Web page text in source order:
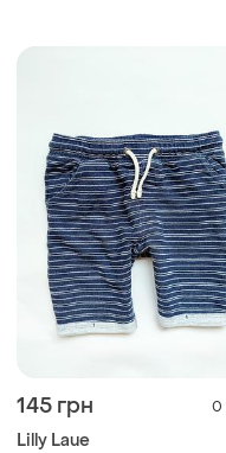
145 грн 0
Lilly Laue